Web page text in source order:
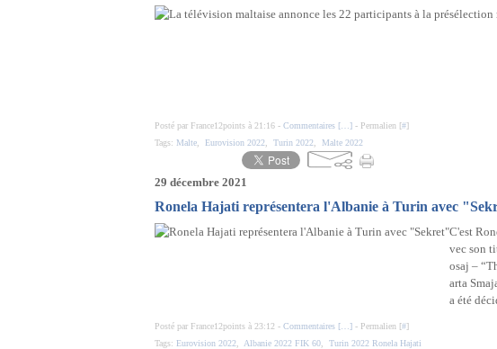
Posté par France12points à 21:16 - Commentaires [ ] - Permalien [#]
Tags: Malte Eurovision 2022 Turin 2022 Malte 2022
29 décembre 2021
Ronela Hajati représentera l'Albanie à Turin avec
C'est
vec son
osaj –
arta
a été
Posté par France12points à 23:12 - Commentaires [ ] - Permalien [#]
Tags: Eurovision 2022 Albanie 2022 FIK 60 Turin 2022 Ronela Hajati